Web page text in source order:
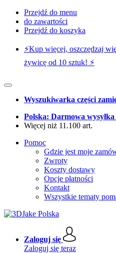
Przejdź do menu
do zawartości
Przejdź do koszyka
⚡️Kup więcej, oszczędzaj
żywicę od 10 sztuk! ⚡️
Wyszukiwarka części
Polska: Darmowa
Więcej niż 11.100 art.
Pomoc
Gdzie jest moje
Zwroty
Koszty dostawy
Opcje płatności
Kontakt
Wszystkie tematy
Zaloguj się
Zaloguj się teraz